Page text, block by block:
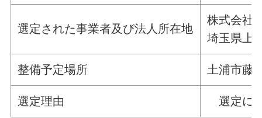
選定された事業者及び法人所在地
株式会社
埼玉県上
整備予定場所 土浦市藤
選定理由 選定に